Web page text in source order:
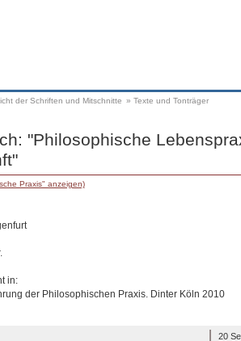
der Schriften und Mitschnitte » Texte und Tonträger
"Philosophische
Praxis" anzeigen)
in:
der Philosophischen Praxis. Dinter Köln 2010
20